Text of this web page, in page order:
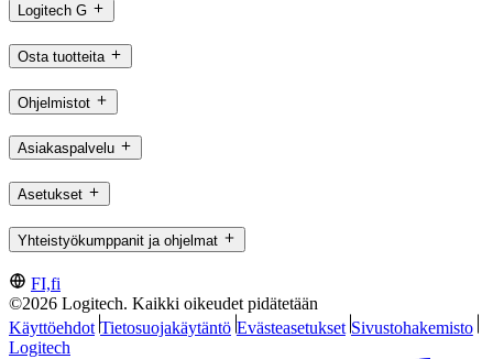
Logitech G
Osta tuotteita
Ohjelmistot
Asiakaspalvelu
Asetukset
Yhteistyökumppanit ja ohjelmat
FI,fi
©2026 Logitech. Kaikki oikeudet pidätetään
Käyttöehdot Tietosuojakäytäntö Evästeasetukset Sivustohakemisto
Logitech